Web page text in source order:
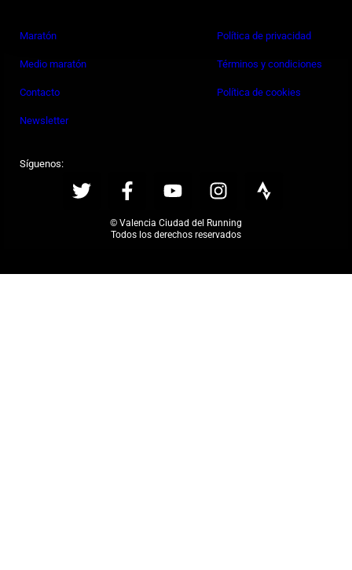
Maratón
Medio maratón
Contacto
Newsletter
Política de privacidad
Términos y condiciones
Política de cookies
Síguenos:
© Valencia Ciudad del Running
Todos los derechos reservados